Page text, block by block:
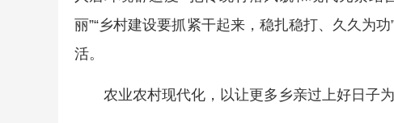
丽”“乡村建设要抓紧干起来，稳扎稳打、久久为
活。
农业农村现代化，以让更多乡亲过上好日子为